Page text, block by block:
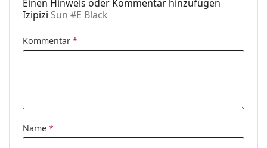
Einen Hinweis oder Kommentar hinzufügen
Izipizi Sun #E Black
Kommentar *
Name *